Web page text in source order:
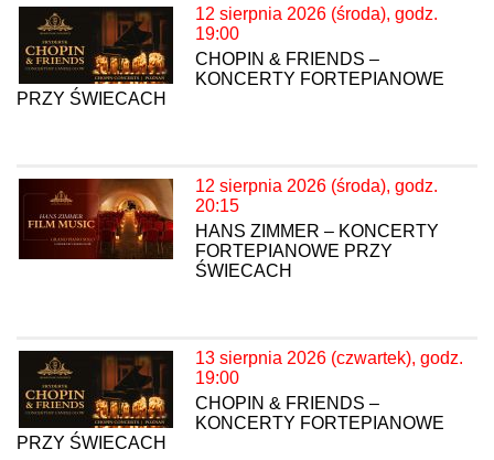
12 sierpnia 2026 (środa), godz.
19:00
CHOPIN & FRIENDS –
KONCERTY FORTEPIANOWE
PRZY ŚWIECACH
12 sierpnia 2026 (środa), godz.
20:15
HANS ZIMMER – KONCERTY
FORTEPIANOWE PRZY
ŚWIECACH
13 sierpnia 2026 (czwartek), godz.
19:00
CHOPIN & FRIENDS –
KONCERTY FORTEPIANOWE
PRZY ŚWIECACH